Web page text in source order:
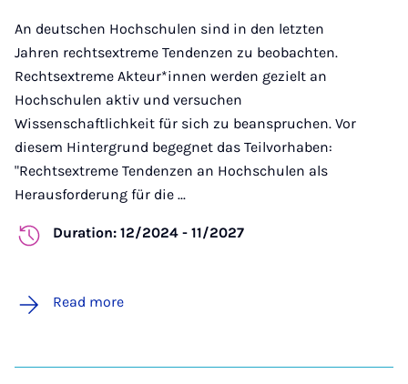
An deutschen Hochschulen sind in den letzten
Jahren rechtsextreme Tendenzen zu beobachten.
Rechtsextreme Akteur*innen werden gezielt an
Hochschulen aktiv und versuchen
Wissenschaftlichkeit für sich zu beanspruchen. Vor
diesem Hintergrund begegnet das Teilvorhaben:
"Rechtsextreme Tendenzen an Hochschulen als
Herausforderung für die ...
Duration: 12/2024 - 11/2027
Read more